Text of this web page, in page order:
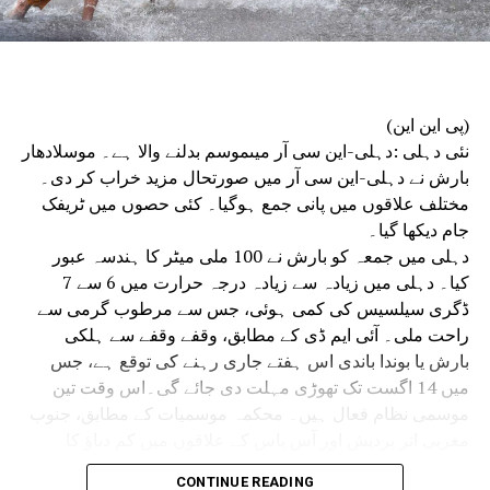
سینئر پولیس افسران نے شرکت کی۔
دہلی پولیس ہیڈکوارٹر میں منعقدہ میٹنگ میں مرکزی انٹیلی
تقریبات کو ہموار اور واقعات سے پاک کرنے کو یقینی بنانے پر
زور دیا گیا۔
(پی این این)
نئی دہلی :دہلی-این سی آر میںموسم بدلنے والا ہے۔ موسلادھار
بارش نے دہلی-این سی آر میں صورتحال مزید خراب کر دی۔
مختلف علاقوں میں پانی جمع ہوگیا۔ کئی حصوں میں ٹریفک
جام دیکھا گیا۔
دہلی میں جمعہ کو بارش نے 100 ملی میٹر کا ہندسہ عبور
کیا۔ دہلی میں زیادہ سے زیادہ درجہ حرارت میں 6 سے 7
ڈگری سیلسیس کی کمی ہوئی، جس سے مرطوب گرمی سے
راحت ملی۔ آئی ایم ڈی کے مطابق، وقفے وقفے سے ہلکی
بارش یا بوندا باندی اس ہفتے جاری رہنے کی توقع ہے، جس
میں 14 اگست تک تھوڑی مہلت دی جائے گی۔اس وقت تین
موسمی نظام فعال ہیں۔ محکمہ موسمیات کے مطابق، جنوب
علاقہ کمزور ہوگیا ہے، لیکن اس سے منسلک سائیکلونک
CONTINUE READING